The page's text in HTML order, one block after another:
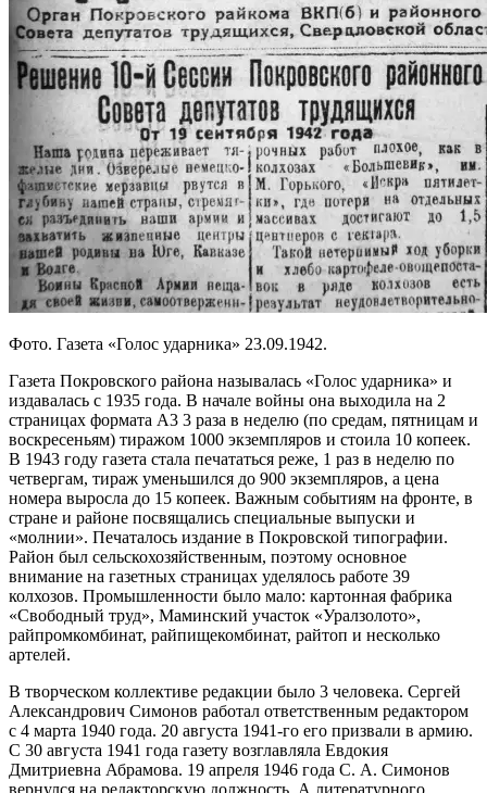
Фото. Газета «Голос ударника» 23.09.1942.
Газета Покровского района называлась «Голос ударника» и
издавалась с 1935 года. В начале войны она выходила на 2
страницах формата А3 3 раза в неделю (по средам, пятницам и
воскресеньям) тиражом 1000 экземпляров и стоила 10 копеек.
В 1943 году газета стала печататься реже, 1 раз в неделю по
четвергам, тираж уменьшился до 900 экземпляров, а цена
номера выросла до 15 копеек. Важным событиям на фронте, в
стране и районе посвящались специальные выпуски и
«молнии». Печаталось издание в Покровской типографии.
Район был сельскохозяйственным, поэтому основное
внимание на газетных страницах уделялось работе 39
колхозов. Промышленности было мало: картонная фабрика
«Свободный труд», Маминский участок «Уралзолото»,
райпромкомбинат, райпищекомбинат, райтоп и несколько
артелей.
В творческом коллективе редакции было 3 человека. Сергей
Александрович Симонов работал ответственным редактором
с 4 марта 1940 года. 20 августа 1941-го его призвали в армию.
С 30 августа 1941 года газету возглавляла Евдокия
Дмитриевна Абрамова. 19 апреля 1946 года С. А. Симонов
вернулся на редакторскую должность. А литературного